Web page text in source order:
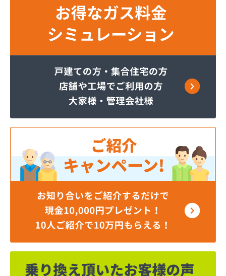
ガステックサービス株式会社 豊川営業所
カネテン商店
サーラプラザ蒲郡
サンダイ燃料店
ジェイエイ・トービス株式会社 名古屋営業所
ダイイチガスコム株式会社 尾張営業所
チリウヒーターサービス
ツバメガス株式会社新城営業所
ニイミガス株式会社
ニイミ産業株式会社 本部・ホームガス
ニイミ産業株式会社 ホームガス 名古屋西営業所
ニイミ産業株式会社 尾張旭営業所
ハタスビルダー株式会社 リボンガス
ひまわり農協 燃料課・プロパンガス
フジオートステーション
フジヨシ商店